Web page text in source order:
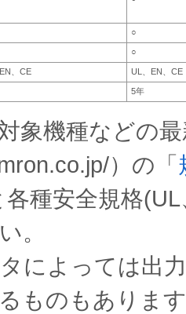
○
○
、CE UL、EN、CE
5年
象機種などの
）の「
各種安全規格
。
によっては出
ものもありま